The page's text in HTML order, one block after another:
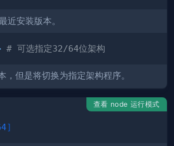
近安装版本。
# 可选指定32/64位架构
，但是将切换为指定架构程序。
查看 node 运行模式
]